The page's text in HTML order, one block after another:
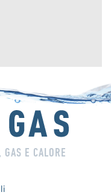
E CALORE